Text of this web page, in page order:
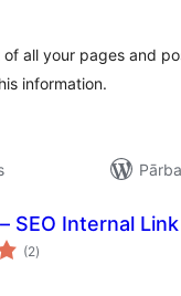
all your pages and
information.
SEO Internal
(2vērtējumu
kopsumma
)